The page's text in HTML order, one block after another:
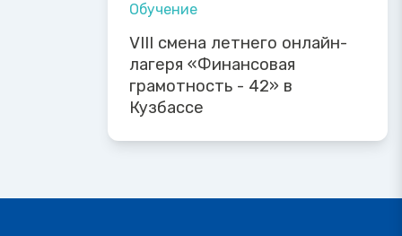
Обучение
VIII смена летнего онлайн-
лагеря «Финансовая
грамотность - 42» в
Кузбассе